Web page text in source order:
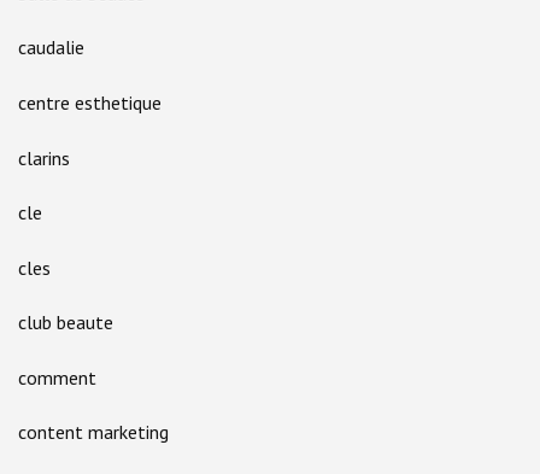
caudalie
centre esthetique
clarins
cle
cles
club beaute
comment
content marketing